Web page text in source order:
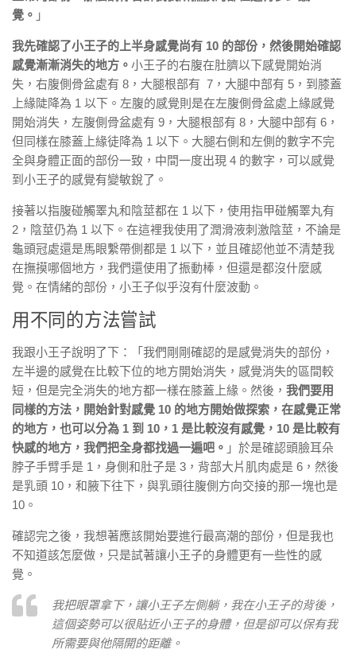
覺。 」
我先確認了小王子的上半身感覺尚有 10 的部份，然後開始確認
感覺漸漸消失的地方。 小王子的右腹在肚臍以下感覺開始消
失，右腹側骨盆處有 8，大腿根部有 7，大腿中部有 5，到膝蓋
上緣陡降為 1 以下。左腹的感覺則是在左腹側骨盆處上緣感覺
開始消失，左腹側骨盆處有 9，大腿根部有 8，大腿中部有 6，
但同樣在膝蓋上緣徒降為 1 以下。大腿右側和左側的數字不完
全與身體正面的部份一致，中間一度出現 4 的數字，可以感覺
到小王子的感覺有變敏銳了。
接著以指腹碰觸睪丸和陰莖都在 1 以下，使用指甲碰觸睪丸有
2，陰莖仍為 1 以下。在這裡我使用了潤滑液刺激陰莖，不論是
龜頭冠處還是馬眼繫帶側都是 1 以下，並且確認他並不清楚我
在撫摸哪個地方，我們還使用了振動棒，但還是都沒什麼感
覺。在情緒的部份，小王子似乎沒有什麼波動。
用不同的方法嘗試
我跟小王子說明了下：「我們剛剛確認的是感覺消失的部份，
左半邊的感覺在比較下位的地方開始消失，感覺消失的區間較
短，但是完全消失的地方都一樣在膝蓋上緣。然後， 我們要用
同樣的方法，開始針對感覺 10 的地方開始做探索，在感覺正常
的地方，也可以分為 1 到 10，1 是比較沒有感覺，10 是比較有
快感的地方，我們把全身都找過一遍吧。 」於是確認頭臉耳朵
脖子手臂手是 1，身側和肚子是 3，背部大片肌肉處是 6，然後
是乳頭 10，和腋下往下，與乳頭往腹側方向交接的那一塊也是
10。
確認完之後，我想著應該開始要進行最高潮的部份，但是我也
不知道該怎麼做，只是試著讓小王子的身體更有一些性的感
覺。
我把眼罩拿下，讓小王子左側躺，我在小王子的背後，
這個姿勢可以很貼近小王子的身體，但是卻可以保有我
所需要與他隔開的距離。